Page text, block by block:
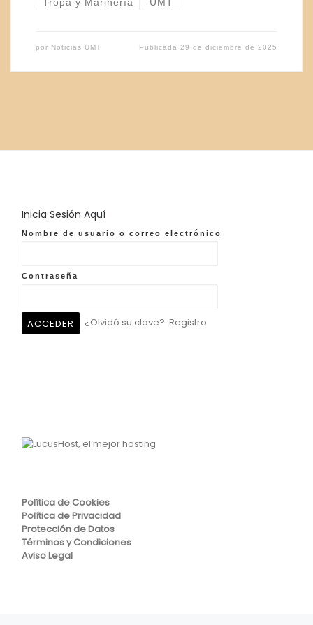
Tropa y Marinería UMT
por Noticias UMT Publicada29 de diciembre de 2025
Inicia Sesión Aquí
Nombre de usuario o correo electrónico
Contraseña
¿Olvidó su clave? Registro
Política de Cookies
Política de Privacidad
Protección de Datos
Términos y Condiciones
Aviso Legal